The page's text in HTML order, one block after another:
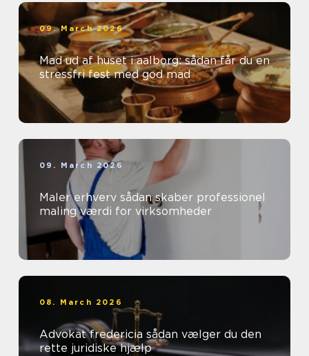
09. March 2026
Mad ud af huset i aalborg: sådan får du en
stressfri fest med god mad
09. March 2026
Maler erhverv sådan skaber professionel
maling værdi for virksomheder
08. March 2026
Advokat fredericia sådan vælger du den
rette juridiske hjælp